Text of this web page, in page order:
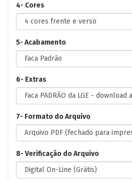
4- Cores
5- Acabamento
6- Extras
7- Formato do Arquivo
8- Verificação do Arquivo